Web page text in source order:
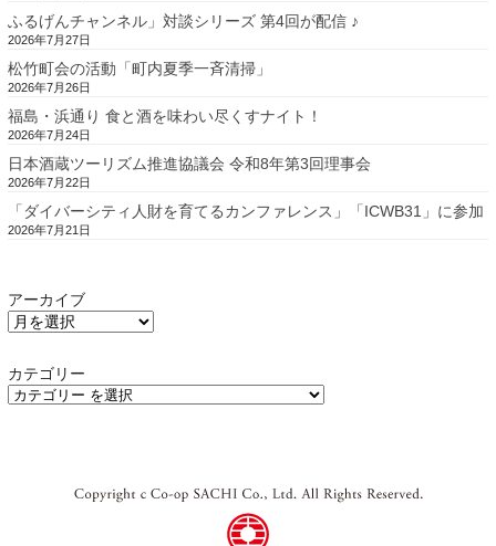
ふるげんチャンネル」対談シリーズ 第4回が配信 ♪
2026年7月27日
松竹町会の活動「町内夏季一斉清掃」
2026年7月26日
福島・浜通り 食と酒を味わい尽くすナイト！
2026年7月24日
日本酒蔵ツーリズム推進協議会 令和8年第3回理事会
2026年7月22日
「ダイバーシティ人財を育てるカンファレンス」「ICWB31」に参加
2026年7月21日
アーカイブ
カテゴリー